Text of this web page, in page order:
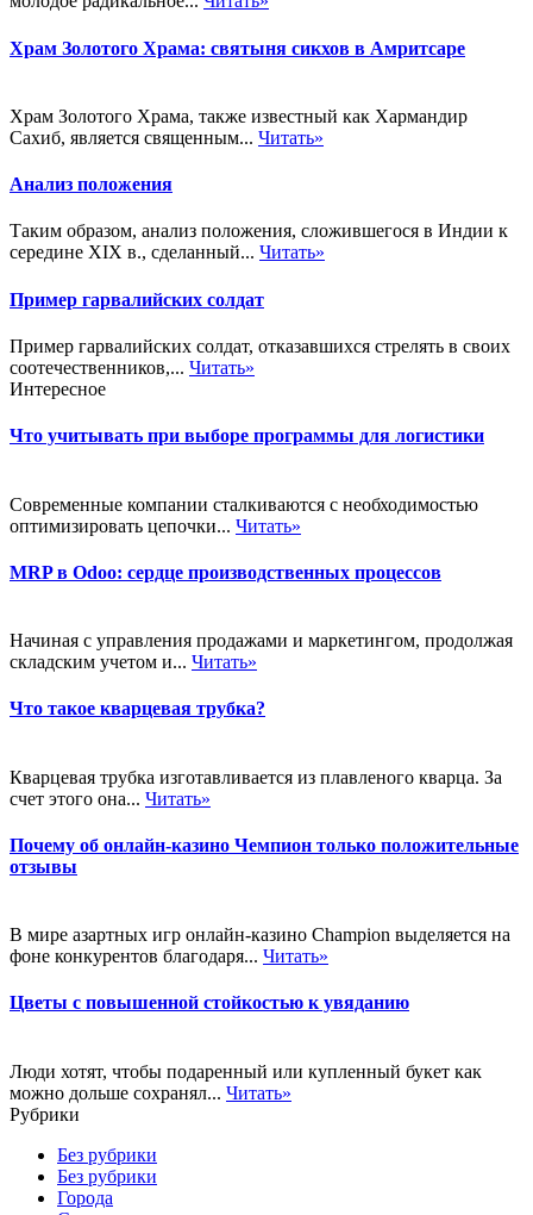
Храм Золотого Храма: святыня сикхов в Амритсаре
Храм Золотого Храма, также известный как Хармандир
Сахиб, является священным... Читать»
Анализ положения
Таким образом, анализ положения, сложившегося в Индии к
середине XIX в., сделанный... Читать»
Пример гарвалийских солдат
Пример гарвалийских солдат, отказавшихся стрелять в своих
соотечественников,... Читать»
Интересное
Что учитывать при выборе программы для логистики
Современные компании сталкиваются с необходимостью
оптимизировать цепочки... Читать»
MRP в Odoo: сердце производственных процессов
Начиная с управления продажами и маркетингом, продолжая
складским учетом и... Читать»
Что такое кварцевая трубка?
Кварцевая трубка изготавливается из плавленого кварца. За
счет этого она... Читать»
Почему об онлайн-казино Чемпион только положительные
отзывы
В мире азартных игр онлайн-казино Champion выделяется на
фоне конкурентов благодаря... Читать»
Цветы с повышенной стойкостью к увяданию
Люди хотят, чтобы подаренный или купленный букет как
можно дольше сохранял... Читать»
Рубрики
Без рубрики
Без рубрики
Города